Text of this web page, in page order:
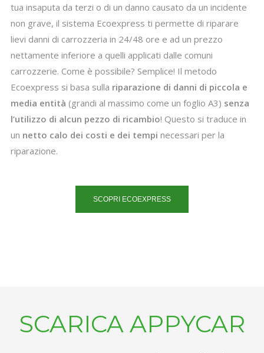
tua insaputa da terzi o di un danno causato da un incidente
non grave, il sistema Ecoexpress ti permette di riparare
lievi danni di carrozzeria in 24/48 ore e ad un prezzo
nettamente inferiore a quelli applicati dalle comuni
carrozzerie. Come è possibile? Semplice! Il metodo
Ecoexpress si basa sulla riparazione di danni di piccola e
media entità (grandi al massimo come un foglio A3) senza
l’utilizzo di alcun pezzo di ricambio! Questo si traduce in
un netto calo dei costi e dei tempi necessari per la
riparazione.
SCOPRI ECOEXPRESS
SCARICA APPYCAR